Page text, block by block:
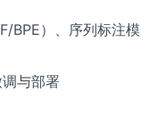
BPE）、序列标注模
与部署